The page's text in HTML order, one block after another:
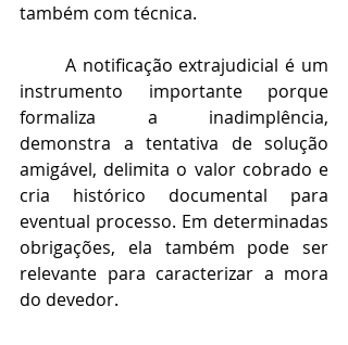
também com técnica.
instrumento importante porque
formaliza a inadimplência,
demonstra a tentativa de solução
amigável, delimita o valor cobrado e
cria histórico documental para
eventual processo. Em determinadas
obrigações, ela também pode ser
relevante para caracterizar a mora
do devedor.